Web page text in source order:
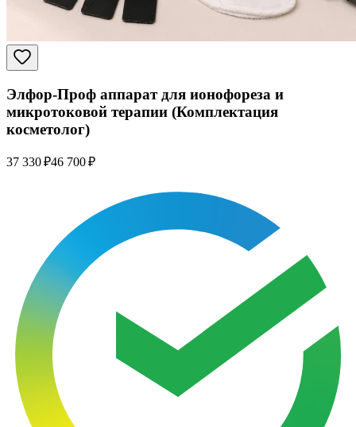
Элфор-Проф аппарат для ионофореза и
микротоковой терапии (Комплектация
косметолог)
37 330 ₽46 700 ₽